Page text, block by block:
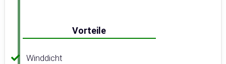
Vorteile
Winddicht